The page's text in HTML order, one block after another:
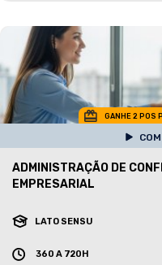
GANHE 2 POS
ADMINISTRAÇÃO DE
EMPRESARIAL
LATO SENSU
360 A 720H